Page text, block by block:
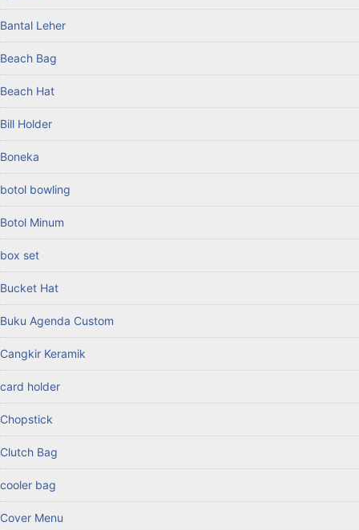
Bantal Leher
Beach Bag
Beach Hat
Bill Holder
Boneka
botol bowling
Botol Minum
box set
Bucket Hat
Buku Agenda Custom
Cangkir Keramik
card holder
Chopstick
Clutch Bag
cooler bag
Cover Menu